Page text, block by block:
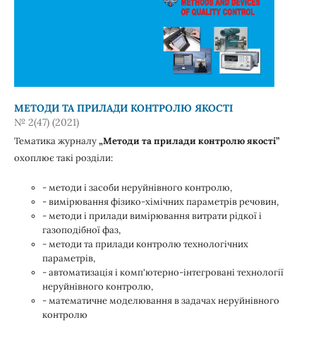
МЕТОДИ ТА ПРИЛАДИ КОНТРОЛЮ ЯКОСТІ
№ 2(47) (2021)
Тематика журналу„Методи та прилади контролю якості”
охоплює такі розділи:
- методи і засоби неруйнівного контролю,
- вимірювання фізико-хімічних параметрів речовин,
- методи і прилади вимірювання витрати рідкої і
газоподібної фаз,
- методи та прилади контролю технологічних
параметрів,
- автоматизація і комп'ютерно-інтегровані технології
неруйнівного контролю,
- математичне моделювання в задачах неруйнівного
контролю